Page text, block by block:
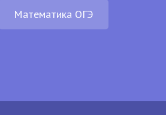
Математика ОГЭ